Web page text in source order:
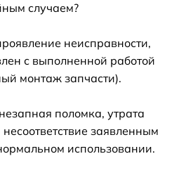
случаем?
неисправности,
с выполненной работой
монтаж запчасти).
поломка, утрата
заявленным
использовании.